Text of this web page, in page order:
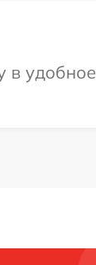
в удобное